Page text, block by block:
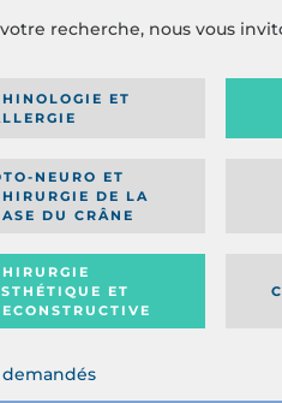
recherche, nous vous
ET
NEURO ET
DE LA
DU CRÂNE
ET